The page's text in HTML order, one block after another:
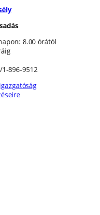
8.00 órától
896-9512